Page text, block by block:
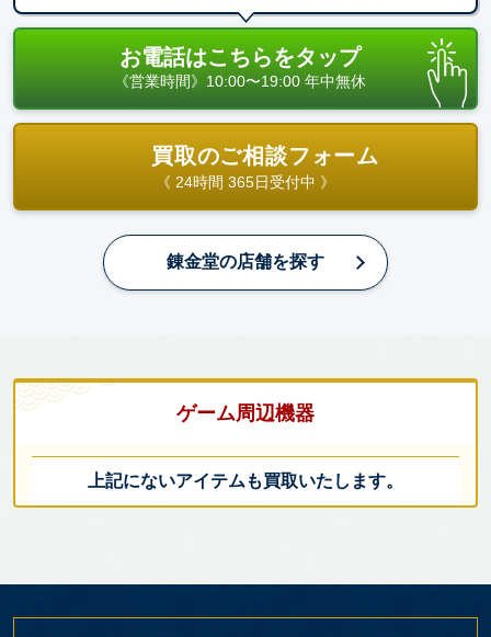
お電話はこちらをタップ
《営業時間》10:00〜19:00 年中無休
買取のご相談フォーム
《 24時間 365日受付中 》
錬金堂の店舗を探す
ゲーム周辺機器
上記にないアイテムも買取いたします。